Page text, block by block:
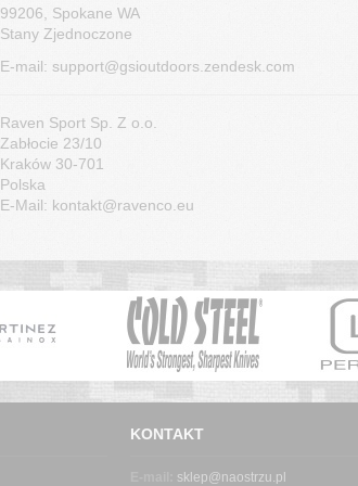
99206, Spokane WA
Stany Zjednoczone
E-mail: support@gsioutdoors.zendesk.com
Raven Sport Sp. Z o.o.
Zabłocie 23/10
Kraków 30-701
Polska
E-Mail: kontakt@ravenco.eu
KONTAKT
sklep@naostrzu.pl